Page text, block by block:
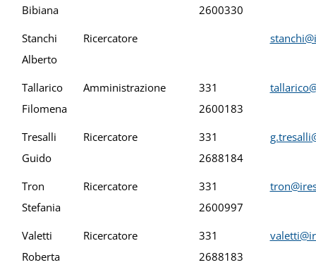
Bibiana
2600330
Stanchi
Alberto
Ricercatore
Tallarico
Filomena
Amministrazione
331
2600183
Tresalli
Guido
Ricercatore
331
2688184
Tron
Stefania
Ricercatore
331
2600997
Valetti
Roberta
Ricercatore
331
2688183